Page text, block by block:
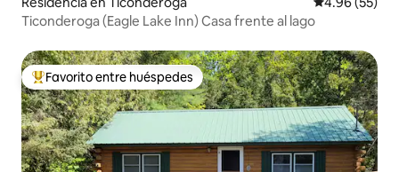
Ticonderoga (Eagle Lake Inn) Casa frente al lago
De los mejores en Favorito entre huéspedes
Favorito entre huéspedes